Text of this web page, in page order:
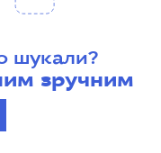
шукали?
зручним